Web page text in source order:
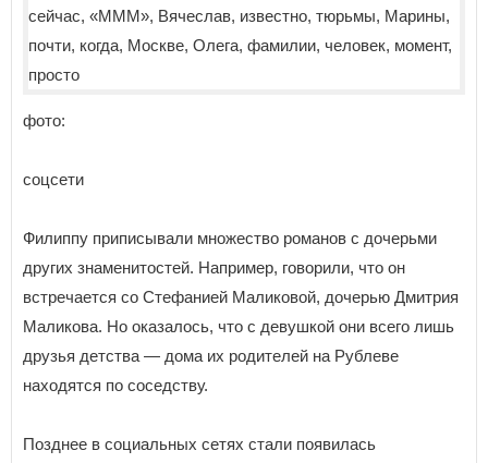
фото:
соцсети
Филиппу приписывали множество романов с дочерьми
других знаменитостей. Например, говорили, что он
встречается со Стефанией Маликовой, дочерью Дмитрия
Маликова. Но оказалось, что с девушкой они всего лишь
друзья детства — дома их родителей на Рублеве
находятся по соседству.
Позднее в социальных сетях стали появилась